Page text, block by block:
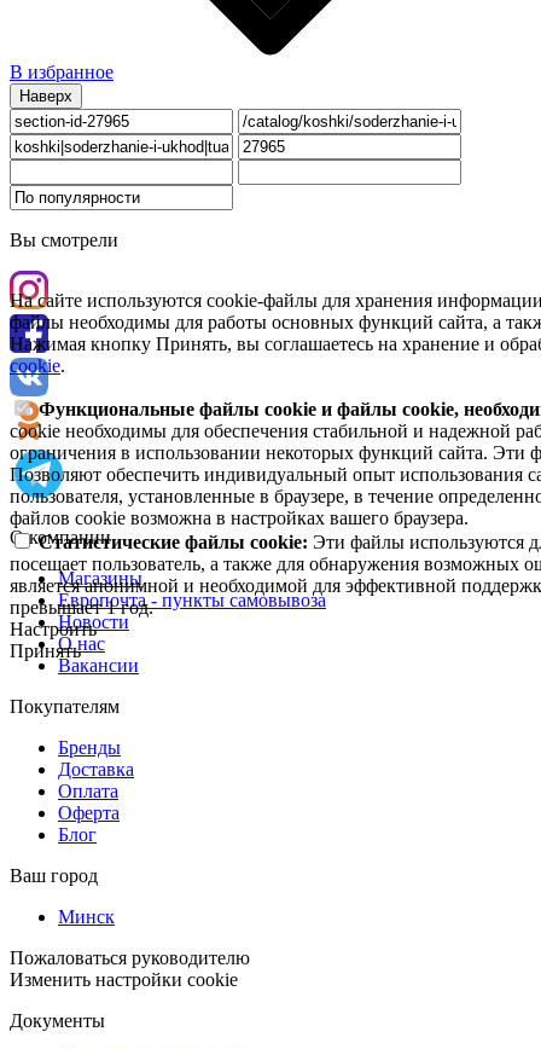
В избранное
Наверх
Вы смотрели
На сайте используются cookie-файлы для хранения
файлы необходимы для работы основных функций сайта, а
Нажимая кнопку Принять, вы соглашаетесь на хранение и
cookie.
Функциональные файлы cookie и файлы cookie,
cookie необходимы для обеспечения стабильной и надежной
ограничения в использовании некоторых функций сайта. Эти
Позволяют обеспечить индивидуальный опыт использования
пользователя, установленные в браузере, в течение
файлов cookie возможна в настройках вашего браузера.
Статистические файлы cookie: Эти файлы используются
посещает пользователь, а также для обнаружения возможных
является анонимной и необходимой для эффективной
превышает 1 год.
Настроить
Принять
О компании
Магазины
Европочта - пункты самовывоза
Новости
О нас
Вакансии
Покупателям
Бренды
Доставка
Оплата
Оферта
Блог
Ваш город
Минск
Пожаловаться руководителю
Изменить настройки cookie
Документы